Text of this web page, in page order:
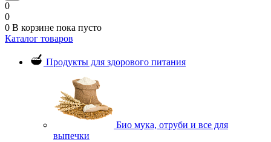
0
0
0 В корзине пока пусто
Каталог товаров
Продукты для здорового питания
Био мука, отруби и все для
выпечки